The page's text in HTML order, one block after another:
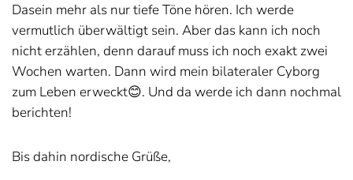
Dasein mehr als nur tiefe Töne hören. Ich werde
vermutlich überwältigt sein. Aber das kann ich noch
nicht erzählen, denn darauf muss ich noch exakt zwei
Wochen warten. Dann wird mein bilateraler Cyborg
zum Leben erweckt😊. Und da werde ich dann nochmal
berichten!
Bis dahin nordische Grüße,